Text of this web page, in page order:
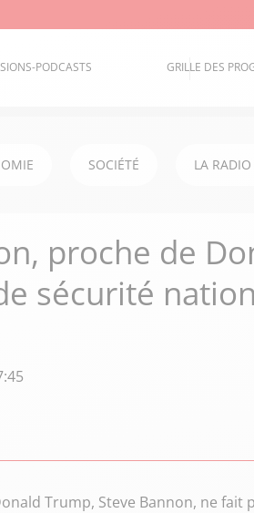
PODCASTS GRILLE DES
SOCIÉTÉ LA
proche de
sécurité
Trump, Steve Bannon, ne